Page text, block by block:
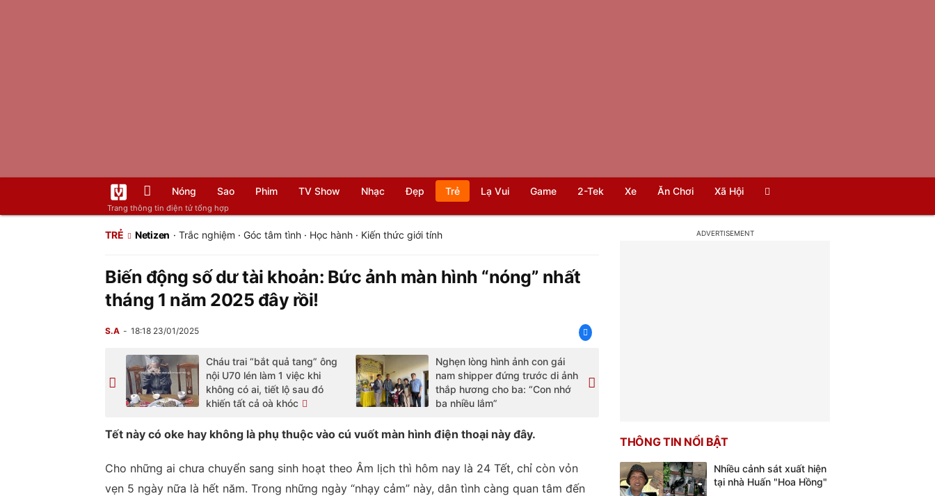
Trang thông tin điện tử tổng hợp
Nóng Sao Phim TV Show Nhạc Đẹp Trẻ Lạ Vui Game 2-Tek Xe Ăn Chơi Xã Hội
TRẺ Netizen · Trắc nghiệm · Góc tâm tình· Học hành· Kiến thức giới tính
Biến động số dư tài khoản: Bức ảnh màn hình “nóng” nhất
tháng 1 năm 2025 đây rồi!
S.A 18:18 23/01/2025
Cháu trai “bắt quả tang” ông
nội U70 lén làm 1 việc khi
không có ai, tiết lộ sau đó
khiến tất cả oà khóc
Nghẹn lòng hình ảnh con gái
nam shipper đứng trước di ảnh
thắp hương cho ba: “Con nhớ
ba nhiều lắm”
Tết này có oke hay không là phụ thuộc vào cú vuốt màn hình điện thoại này đây.
Cho những ai chưa chuyển sang sinh hoạt theo Âm lịch thì hôm nay là 24 Tết, chỉ còn vỏn
vẹn 5 ngày nữa là hết năm. Trong những ngày “nhạy cảm” này, dân tình càng quan tâm đến
THÔNG TIN NỔI BẬT
Nhiều cảnh sát xuất hiện
tại nhà Huấn "Hoa Hồng"